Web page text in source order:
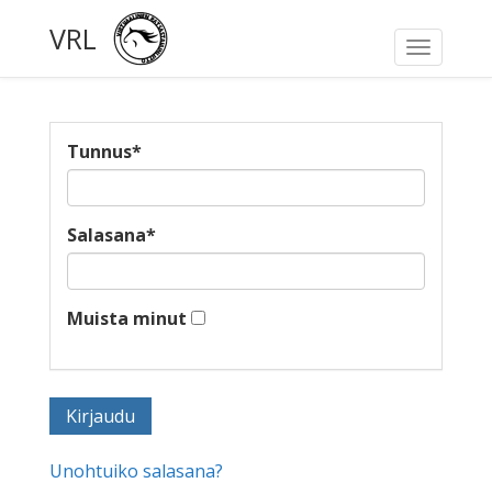
Toggle
VRL
Tunnus*
Salasana*
Muista minut
Unohtuiko salasana?